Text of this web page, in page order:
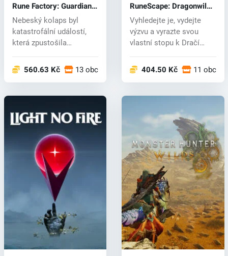
Rune Factory: Guardians
of Azuma (PC) key
Nebeský kolaps byl
katastrofální událostí,
která zpustošila
560.63 Kč 13 obchodech
RuneScape: Dragonwilds
(PC) key
Vyhledejte je, vydejte
výzvu a vyrazte svou
vlastní stopu k Dračí
404.50 Kč 11